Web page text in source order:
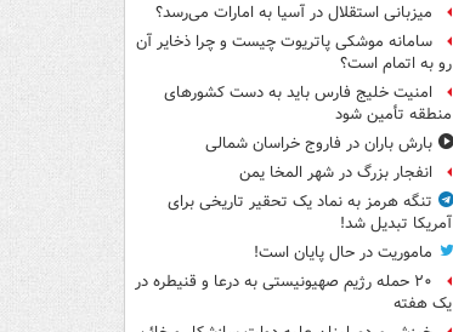
میزبانی استقلال در آسیا به امارات می‌رسد؟
سامانه موشکی پاتریوت چیست و چرا ذخایر آن
رو به اتمام است؟
امنیت خلیج فارس باید به دست کشورهای
منطقه تأمین شود
بارش باران در فاروج خراسان شمالی
انفجار بزرگ در شهر المخا یمن
تنگه هرمز به نماد یک تحقیر تاریخی برای
آمریکا تبدیل شد!
ماموریت در حال پایان است!
۲۰ حمله رژیم صهیونیستی به درعا و قنیطره در
یک هفته